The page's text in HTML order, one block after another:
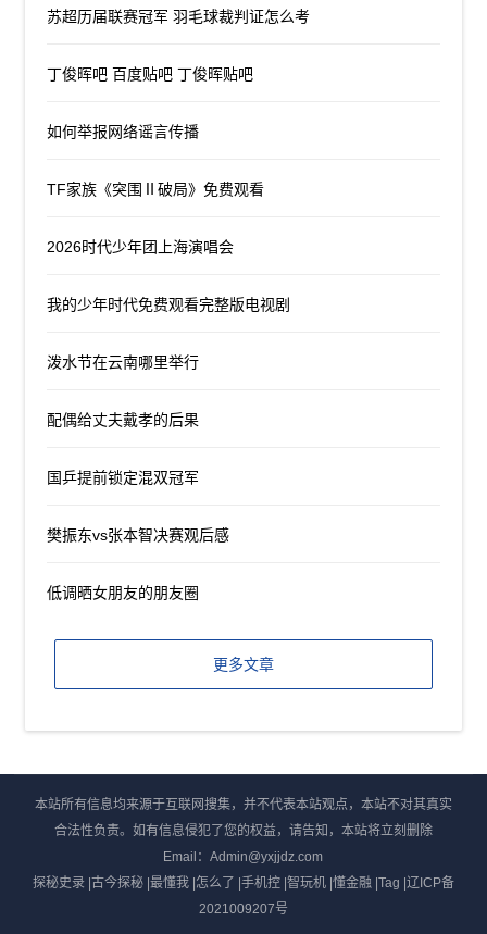
苏超历届联赛冠军 羽毛球裁判证怎么考
丁俊晖吧 百度贴吧 丁俊晖贴吧
如何举报网络谣言传播
TF家族《突围Ⅱ破局》免费观看
2026时代少年团上海演唱会
我的少年时代免费观看完整版电视剧
泼水节在云南哪里举行
配偶给丈夫戴孝的后果
国乒提前锁定混双冠军
樊振东vs张本智决赛观后感
低调晒女朋友的朋友圈
更多文章
本站所有信息均来源于互联网搜集，并不代表本站观点，本站不对其真实
合法性负责。如有信息侵犯了您的权益，请告知，本站将立刻删除
Email：Admin@yxjjdz.com
探秘史录|古今探秘|最懂我|怎么了 |手机控|智玩机|懂金融 |Tag |辽ICP备
2021009207号